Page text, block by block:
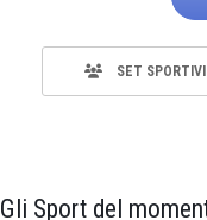
SET SPORTIVI
Gli Sport del